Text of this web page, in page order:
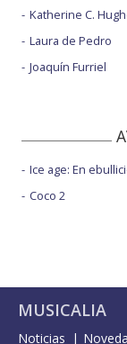
Katherine C.
Laura de Pedro
Joaquín Furriel
Ice age: En
Coco 2
MUSICALIA
Noticias